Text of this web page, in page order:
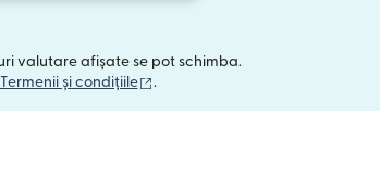
valutare afișate se pot schimba.
Termenii și condițiile (se deschide într-o fereastră
.